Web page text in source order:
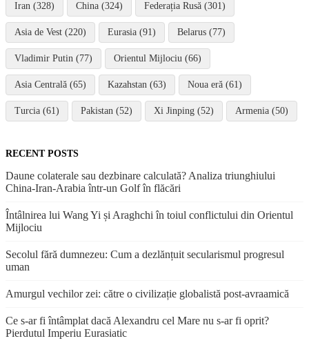
Iran (328) China (324) Federația Rusă (301)
Asia de Vest (220) Eurasia (91) Belarus (77)
Vladimir Putin (77) Orientul Mijlociu (66)
Asia Centrală (65) Kazahstan (63) Noua eră (61)
Turcia (61) Pakistan (52) Xi Jinping (52) Armenia (50)
RECENT POSTS
Daune colaterale sau dezbinare calculată? Analiza triunghiului
China-Iran-Arabia într-un Golf în flăcări
Întâlnirea lui Wang Yi și Araghchi în toiul conflictului din Orientul
Mijlociu
Secolul fără dumnezeu: Cum a dezlănțuit secularismul progresul
uman
Amurgul vechilor zei: către o civilizație globalistă post-avraamică
Ce s-ar fi întâmplat dacă Alexandru cel Mare nu s-ar fi oprit?
Pierdutul Imperiu Eurasiatic